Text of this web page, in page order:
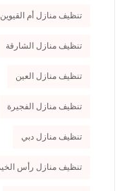
تنظيف منازل أم القيوين
تنظيف منازل الشارقة
تنظيف منازل العين
تنظيف منازل الفجيرة
تنظيف منازل دبي
تنظيف منازل رأس